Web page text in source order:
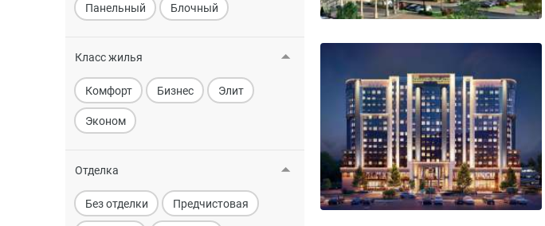
Панельный Блочный
Класс жилья
Комфорт Бизнес Элит
Эконом
Отделка
Без отделки Предчистовая